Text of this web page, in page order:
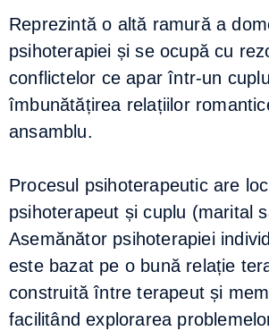
Reprezintă o altă ramură a
psihoterapiei și se ocupă cu
conflictelor ce apar într-un
îmbunătățirea relațiilor
ansamblu.
Procesul psihoterapeutic are
psihoterapeut și cuplu (marital
Asemănător psihoterapiei
este bazat pe o bună relație
construită între terapeut și
facilitând explorarea